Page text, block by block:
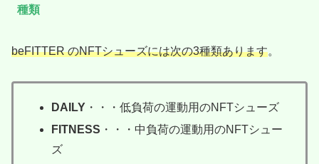
種類
beFITTER のNFTシューズには次の3種類あります。
DAILY ・・・低負荷の運動用のNFTシューズ
FITNESS ・・・中負荷の運動用のNFTシュー
ズ